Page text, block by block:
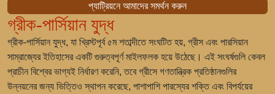
প্যাট্রিয়নে আমাদের সমর্থন করুন
গ্রীক-পার্সিয়ান যুদ্ধ
গ্রীক-পার্সিয়ান যুদ্ধ, যা খ্রিস্টপূর্ব ৫ম শতাব্দীতে সংঘটিত হয়, গ্রীস এবং পারসিয়ান
সাম্রাজ্যের ইতিহাসের একটি গুরুত্বপূর্ণ মাইলফলক হয়ে উঠেছে। এই সংঘর্ষগুলি কেবল
প্রাচীন বিশ্বের ভাগ্যই নির্ধারণ করেনি, তবে গ্রীসে গণতান্ত্রিক প্রতিষ্ঠানগুলির
উন্নয়নের জন্য ভিত্তিও স্থাপন করেছে, পাশাপাশি পারস্যের শক্তি এবং বিপর্যয়ের